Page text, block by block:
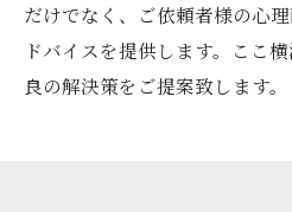
だけでなく、ご依頼者様の心
ドバイスを提供します。ここ
良の解決策をご提案致します。